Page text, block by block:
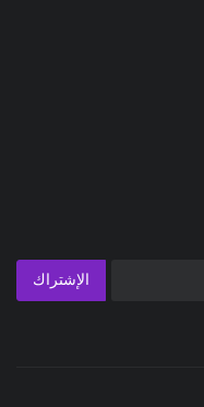
الإشتراك